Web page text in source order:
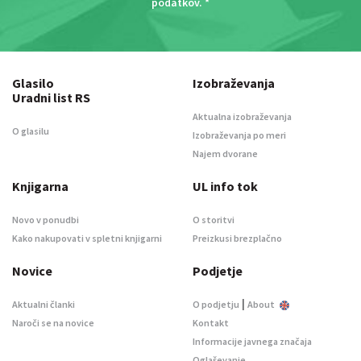
Glasilo
Uradni list RS
O glasilu
Izobraževanja
Aktualna izobraževanja
Izobraževanja po meri
Najem dvorane
Knjigarna
Novo v ponudbi
Kako nakupovati v spletni knjigarni
UL info tok
O storitvi
Preizkusi brezplačno
Novice
Aktualni članki
Naroči se na novice
Podjetje
O podjetju | About
Kontakt
Informacije javnega značaja